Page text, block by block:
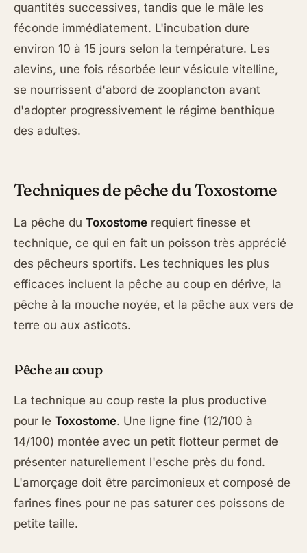
quantités successives, tandis que le mâle les
féconde immédiatement. L'incubation dure
environ 10 à 15 jours selon la température. Les
alevins, une fois résorbée leur vésicule vitelline,
se nourrissent d'abord de zooplancton avant
d'adopter progressivement le régime benthique
des adultes.
Techniques de pêche du Toxostome
La pêche du Toxostome requiert finesse et
technique, ce qui en fait un poisson très apprécié
des pêcheurs sportifs. Les techniques les plus
efficaces incluent la pêche au coup en dérive, la
pêche à la mouche noyée, et la pêche aux vers de
terre ou aux asticots.
Pêche au coup
La technique au coup reste la plus productive
pour le Toxostome. Une ligne fine (12/100 à
14/100) montée avec un petit flotteur permet de
présenter naturellement l'esche près du fond.
L'amorçage doit être parcimonieux et composé de
farines fines pour ne pas saturer ces poissons de
petite taille.